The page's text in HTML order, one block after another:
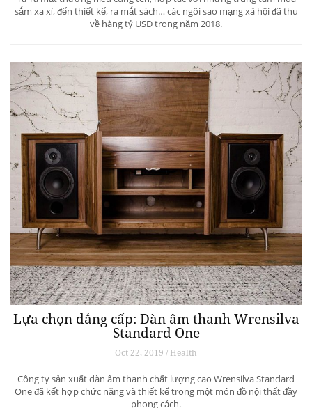
Năm 2019, Influencer marketing thống trị
lĩnh vực thời trang & làm đẹp
Nov 08, 2019 / Beauty
Từ ra mắt thương hiệu cùng tên, hợp tác với những trung tâm mua
sắm xa xỉ, đến thiết kế, ra mắt sách… các ngôi sao mạng xã hội đã thu
về hàng tỷ USD trong năm 2018.